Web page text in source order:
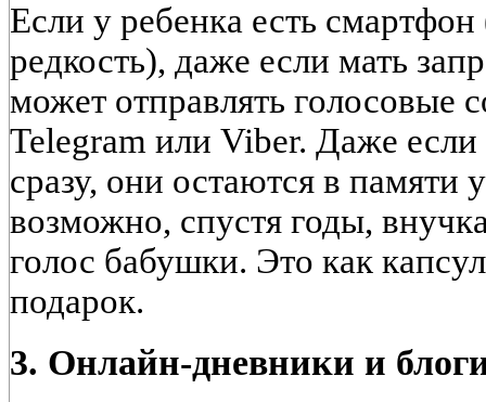
Если у ребенка есть смартфон
редкость), даже если мать
может отправлять голосовые
Telegram или Viber. Даже
сразу, они остаются в памяти
возможно, спустя годы,
голос бабушки. Это как
подарок.
3. Онлайн-дневники и